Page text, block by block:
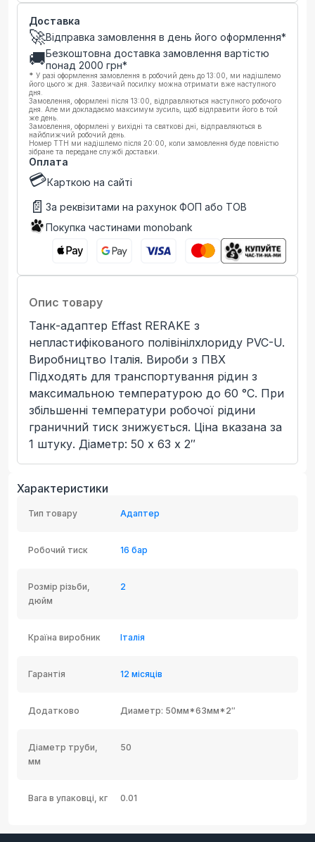
Доставка
🚀Відправка замовлення в день його оформлення*
🚚Безкоштовна доставка замовлення вартістю
понад 2000 грн*
* У разі оформлення замовлення в робочий день до 13:00, ми надішлемо
його цього ж дня. Зазвичай посилку можна отримати вже наступного
дня.
Замовлення, оформлені після 13:00, відправляються наступного робочого
дня. Але ми докладаємо максимум зусиль, щоб відправити його в той
же день.
Замовлення, оформлені у вихідні та святкові дні, відправляються в
найближчий робочий день.
Номер ТТН ми надішлемо після 20:00, коли замовлення буде повністю
зібране та передане службі доставки.
Оплата
💳Карткою на сайті
📄 За реквізитами на рахунок ФОП або ТОВ
Покупка частинами monobank
Опис товару
Танк-адаптер Effast RERAKE з
непластифікованого полівінілхлориду PVC-U.
Виробництво Італія. Вироби з ПВХ
Підходять для транспортування рідин з
максимальною температурою до 60 °С. При
збільшенні температури робочої рідини
граничний тиск знижується. Ціна вказана за
1 штуку. Діаметр: 50 х 63 х 2″
Характеристики
Тип товару Адаптер
Робочий тиск 16 бар
Розмір різьби,
дюйм
2
Країна виробник Італія
Гарантія 12 місяців
Додатково Диаметр: 50мм*63мм*2″
Діаметр труби,
мм
50
Вага в упаковці, кг 0.01